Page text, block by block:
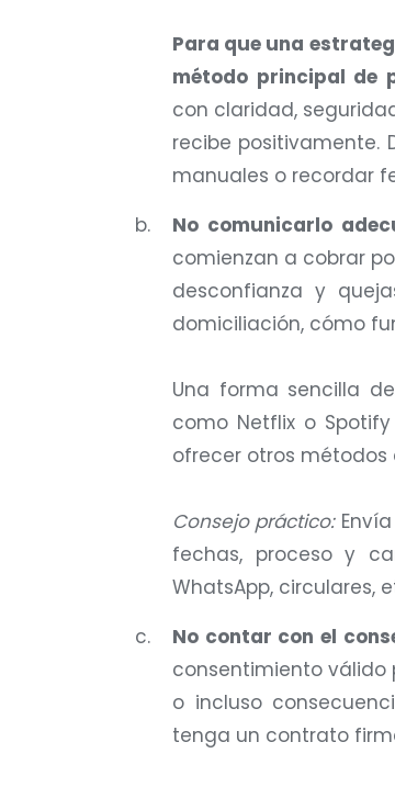
Para que una
método principal de
con claridad,
recibe positivamente.
manuales o recordar
No comunicarlo
comienzan a cobrar
desconfianza y
domiciliación, cómo
Una forma sencilla
como Netflix o
ofrecer otros métodos
Consejo práctico:
fechas, proceso y
WhatsApp, circulares,
No contar con el
consentimiento válido
o incluso
tenga un contrato